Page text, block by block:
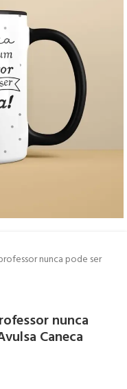
nunca pode ser
nunca
Caneca